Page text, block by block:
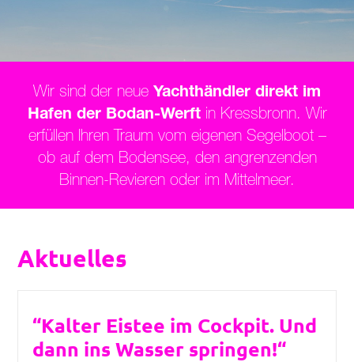
Wir sind der neue Yachthändler direkt im
Hafen der Bodan-Werftin Kressbronn. Wir
erfüllen Ihren Traum vom eigenen Segelboot –
ob auf dem Bodensee, den angrenzenden
Binnen-Revieren oder im Mittelmeer.
Aktuelles
“Kalter Eistee im Cockpit. Und
dann ins Wasser springen!“